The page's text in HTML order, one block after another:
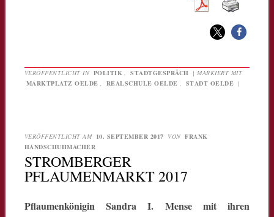
VERÖFFENTLICHT IN POLITIK , STADTGESPRÄCH |MARKIERT MIT
MARKTPLATZ OELDE , REALSCHULE OELDE , STADT OELDE |
VERÖFFENTLICHT AM 10. SEPTEMBER 2017 VON FRANK
HANDSCHUHMACHER
STROMBERGER
PFLAUMENMARKT 2017
Pflaumenkönigin Sandra I. Mense mit ihren